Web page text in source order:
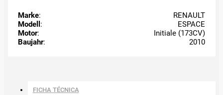
Marke:
RENAULT
Modell :
ESPACE
Motor:
Initiale (173CV)
Baujahr: 2010
FICHA TÉCNICA